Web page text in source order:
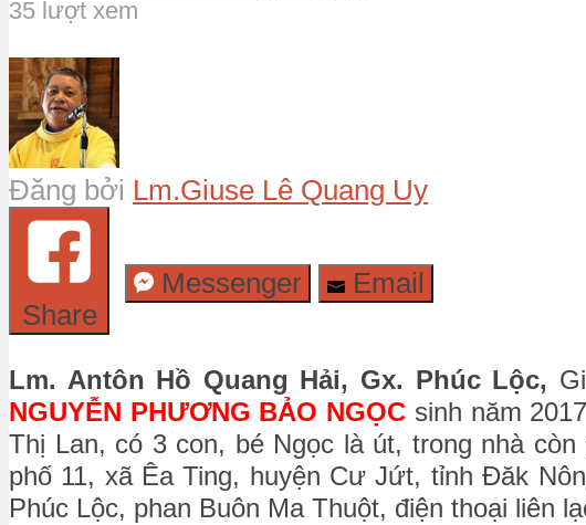
35 lượt xem
Đăng bởi Lm.Giuse Lê Quang Uy
Share
Messenger Email
Lm. Antôn Hồ Quang Hải, Gx. Phúc Lộc,
NGUYỄN PHƯƠNG BẢO NGỌC sinh năm
Thị Lan, có 3 con, bé Ngọc là út, trong nhà
phố 11, xã Êa Ting, huyện Cư Jứt, tỉnh Đăk
Phúc Lộc, phan Buôn Ma Thuột, điện thoại liên